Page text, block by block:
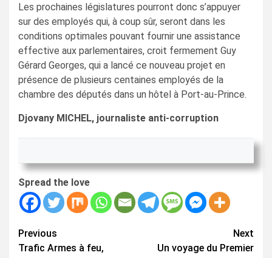
Les prochaines législatures pourront donc s’appuyer
sur des employés qui, à coup sûr, seront dans les
conditions optimales pouvant fournir une assistance
effective aux parlementaires, croit fermement Guy
Gérard Georges, qui a lancé ce nouveau projet en
présence de plusieurs centaines employés de la
chambre des députés dans un hôtel à Port-au-Prince.
Djovany MICHEL, journaliste anti-corruption
Spread the love
Continue
Previous
Trafic Armes à feu,
Next
Un voyage du Premier